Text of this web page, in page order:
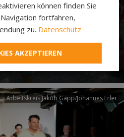
Via
Arbeitskreis Jakob Gapp/Johannes Erler
können finden Sie
fortfahren,
zu. Datenschutz
AKZEPTIEREN